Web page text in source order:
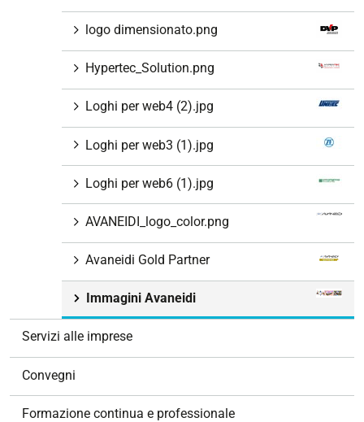
logo dimensionato.png
Hypertec_Solution.png
Loghi per web4 (2).jpg
Loghi per web3 (1).jpg
Loghi per web6 (1).jpg
AVANEIDI_logo_color.png
Avaneidi Gold Partner
Immagini Avaneidi
Servizi alle imprese
Convegni
Formazione continua e professionale